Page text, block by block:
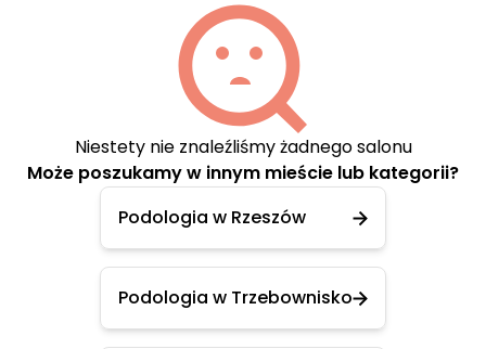
Niestety nie znaleźliśmy żadnego salonu
Może poszukamy w innym mieście lub kategorii?
Podologia w Rzeszów
Podologia w Trzebownisko